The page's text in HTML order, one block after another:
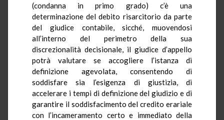
(condanna in primo grado) c’è una
determinazione del debito risarcitorio da parte
del giudice contabile, sicché, muovendosi
all’interno del perimetro della sua
discrezionalità decisionale, il giudice d’appello
potrà valutare se accogliere l’istanza di
definizione agevolata, consentendo di
soddisfare sia l’esigenza di giustizia, di
accelerare i tempi di definizione del giudizio e di
garantire il soddisfacimento del credito erariale
con l’incameramento certo e immediato della